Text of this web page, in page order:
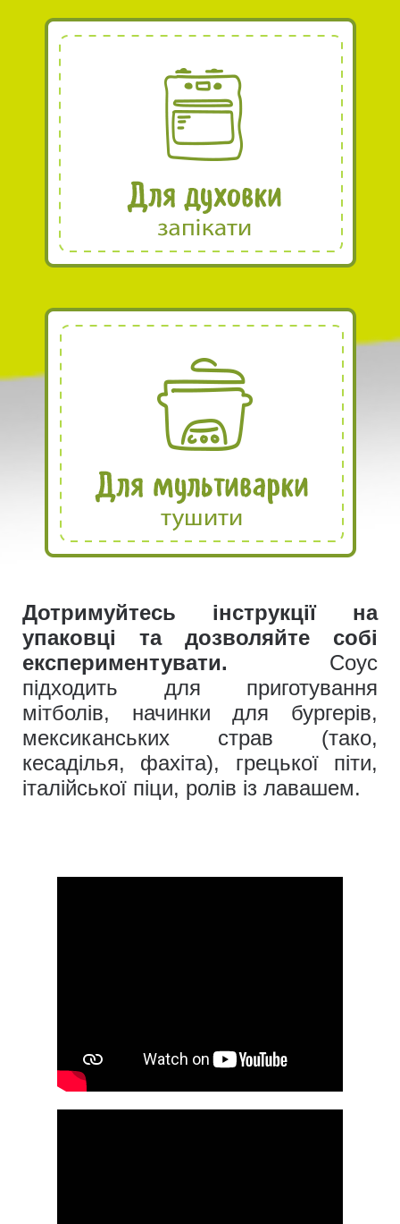
Дотримуйтесь інструкції на
упаковці та дозволяйте собі
експериментувати. Соус
підходить для приготування
мітболів, начинки для бургерів,
мексиканських страв (тако,
кесаділья, фахіта), грецької піти,
італійської піци, ролів із лавашем.